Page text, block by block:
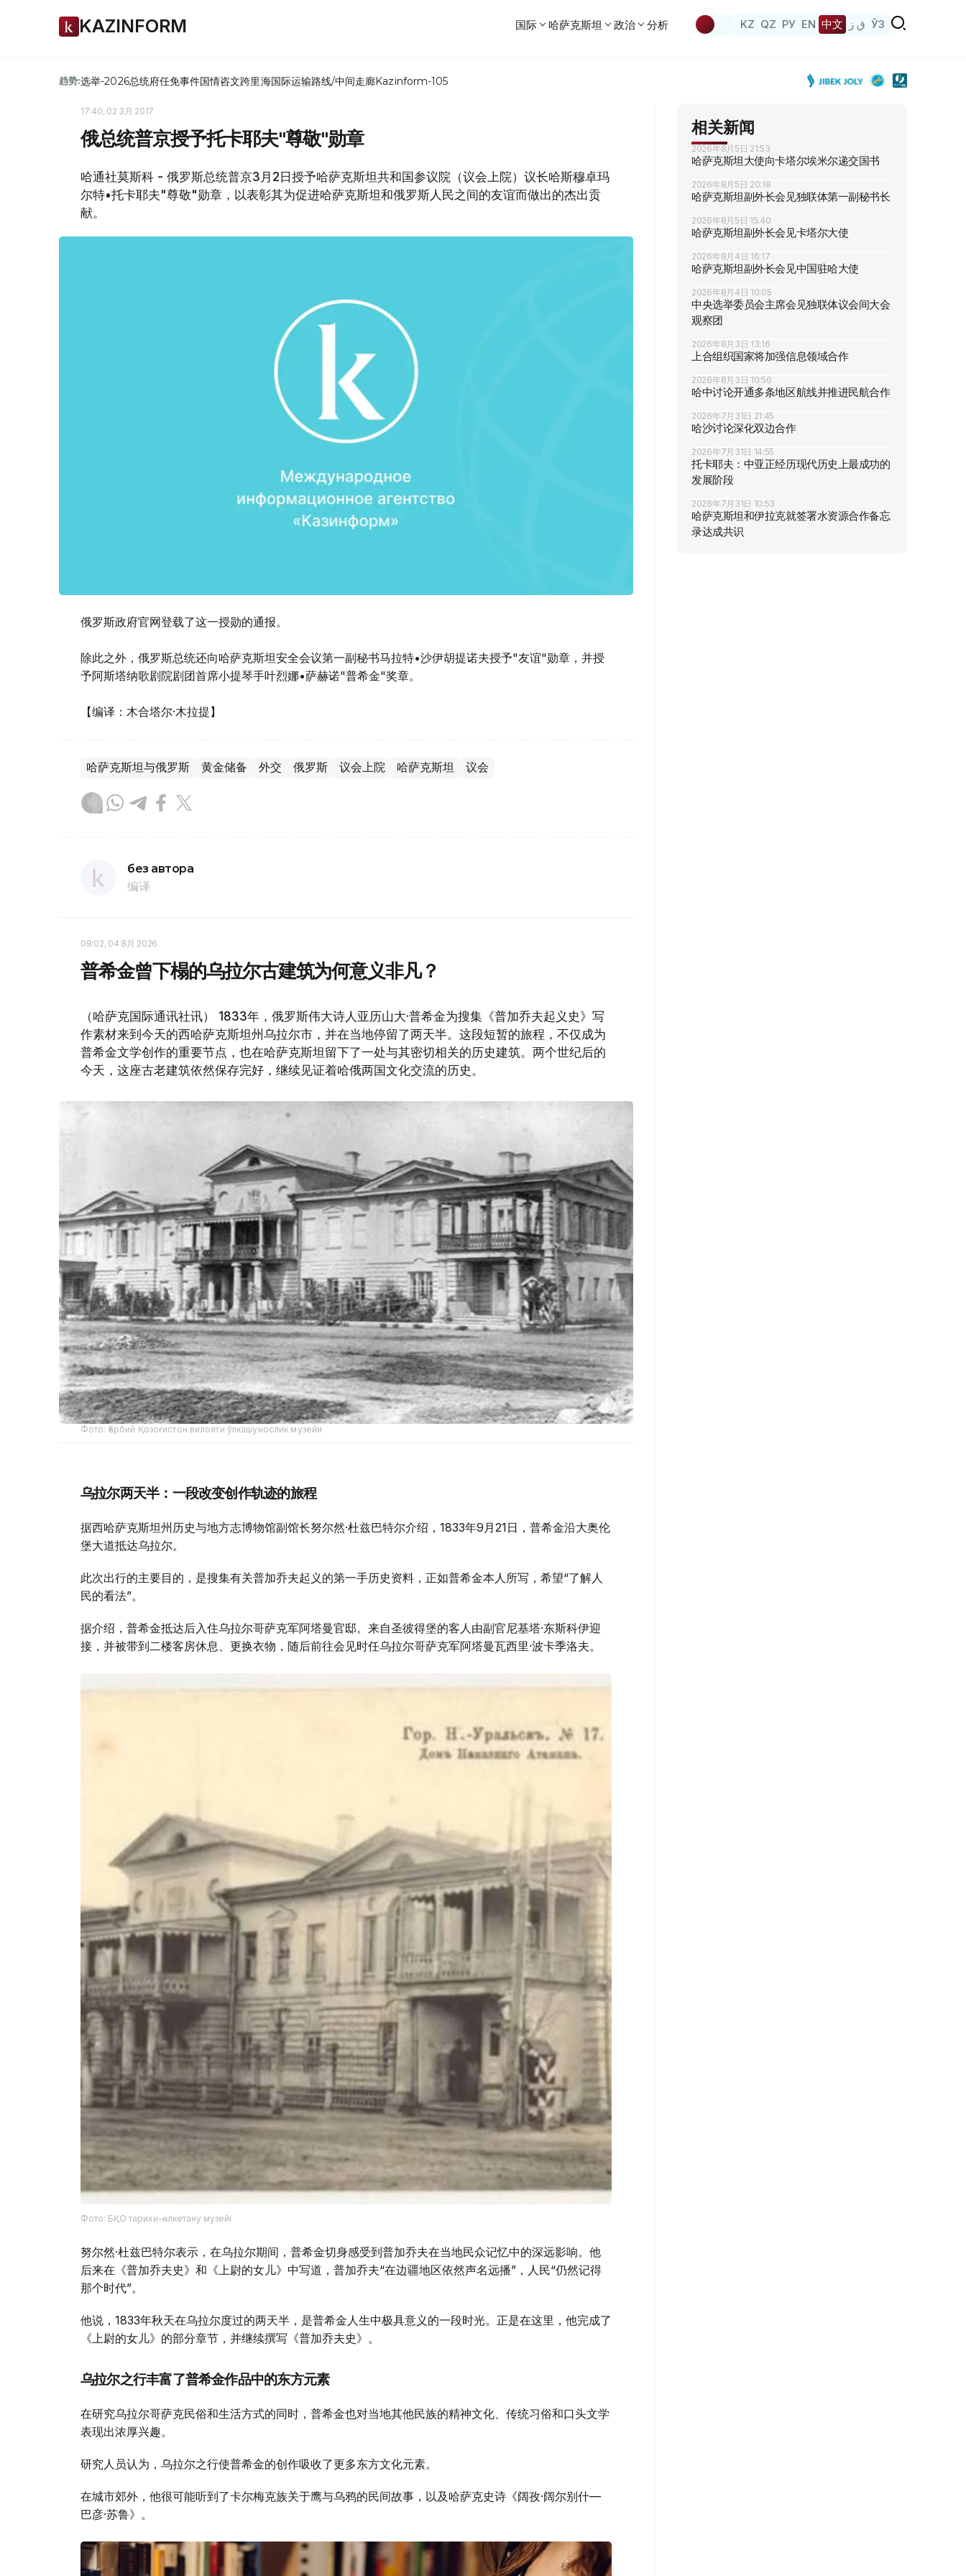
KAZINFORM 国际 哈萨克斯坦 政治 分析 KZ QZ РУ EN 中文 ق ز ЎЗ
趋势:选举-2026总统府任免事件国情咨文跨里海国际运输路线/中间走廊Kazinform-105
17:40, 02 3月 2017
俄总统普京授予托卡耶夫"尊敬"勋章
哈通社莫斯科 - 俄罗斯总统普京3月2日授予哈萨克斯坦共和国参议院（议会上院）议长哈斯穆卓玛
尔特•托卡耶夫"尊敬"勋章，以表彰其为促进哈萨克斯坦和俄罗斯人民之间的友谊而做出的杰出贡
献。
俄罗斯政府官网登载了这一授勋的通报。
除此之外，俄罗斯总统还向哈萨克斯坦安全会议第一副秘书马拉特•沙伊胡提诺夫授予"友谊"勋章，并授
予阿斯塔纳歌剧院剧团首席小提琴手叶烈娜•萨赫诺"普希金"奖章。
【编译：木合塔尔·木拉提】
哈萨克斯坦与俄罗斯 黄金储备 外交 俄罗斯 议会上院 哈萨克斯坦 议会
без автора
编译
09:02, 04 8月 2026
普希金曾下榻的乌拉尔古建筑为何意义非凡？
（哈萨克国际通讯社讯） 1833年，俄罗斯伟大诗人亚历山大·普希金为搜集《普加乔夫起义史》写
作素材来到今天的西哈萨克斯坦州乌拉尔市，并在当地停留了两天半。这段短暂的旅程，不仅成为
普希金文学创作的重要节点，也在哈萨克斯坦留下了一处与其密切相关的历史建筑。两个世纪后的
今天，这座古老建筑依然保存完好，继续见证着哈俄两国文化交流的历史。
Фото: Ғарбий Қозоғистон вилояти ўлкашунослик музейи
乌拉尔两天半：一段改变创作轨迹的旅程
据西哈萨克斯坦州历史与地方志博物馆副馆长努尔然·杜兹巴特尔介绍，1833年9月21日，普希金沿大奥伦
堡大道抵达乌拉尔。
此次出行的主要目的，是搜集有关普加乔夫起义的第一手历史资料，正如普希金本人所写，希望“了解人
民的看法”。
据介绍，普希金抵达后入住乌拉尔哥萨克军阿塔曼官邸。来自圣彼得堡的客人由副官尼基塔·东斯科伊迎
接，并被带到二楼客房休息、更换衣物，随后前往会见时任乌拉尔哥萨克军阿塔曼瓦西里·波卡季洛夫。
Фото: БҚО тарихи-өлкетану музейі
努尔然·杜兹巴特尔表示，在乌拉尔期间，普希金切身感受到普加乔夫在当地民众记忆中的深远影响。他
后来在《普加乔夫史》和《上尉的女儿》中写道，普加乔夫“在边疆地区依然声名远播”，人民“仍然记得
那个时代”。
他说，1833年秋天在乌拉尔度过的两天半，是普希金人生中极具意义的一段时光。正是在这里，他完成了
《上尉的女儿》的部分章节，并继续撰写《普加乔夫史》。
乌拉尔之行丰富了普希金作品中的东方元素
在研究乌拉尔哥萨克民俗和生活方式的同时，普希金也对当地其他民族的精神文化、传统习俗和口头文学
表现出浓厚兴趣。
研究人员认为，乌拉尔之行使普希金的创作吸收了更多东方文化元素。
在城市郊外，他很可能听到了卡尔梅克族关于鹰与乌鸦的民间故事，以及哈萨克史诗《阔孜·阔尔别什—
巴彦·苏鲁》。
相关新闻
2026年8月5日 21:53
哈萨克斯坦大使向卡塔尔埃米尔递交国书
2026年8月5日 20:18
哈萨克斯坦副外长会见独联体第一副秘书长
2026年8月5日 15:40
哈萨克斯坦副外长会见卡塔尔大使
2026年8月4日 16:17
哈萨克斯坦副外长会见中国驻哈大使
2026年8月4日 10:05
中央选举委员会主席会见独联体议会间大会
观察团
2026年8月3日 13:16
上合组织国家将加强信息领域合作
2026年8月3日 10:56
哈中讨论开通多条地区航线并推进民航合作
2026年7月31日 21:45
哈沙讨论深化双边合作
2026年7月31日 14:55
托卡耶夫：中亚正经历现代历史上最成功的
发展阶段
2026年7月31日 10:53
哈萨克斯坦和伊拉克就签署水资源合作备忘
录达成共识